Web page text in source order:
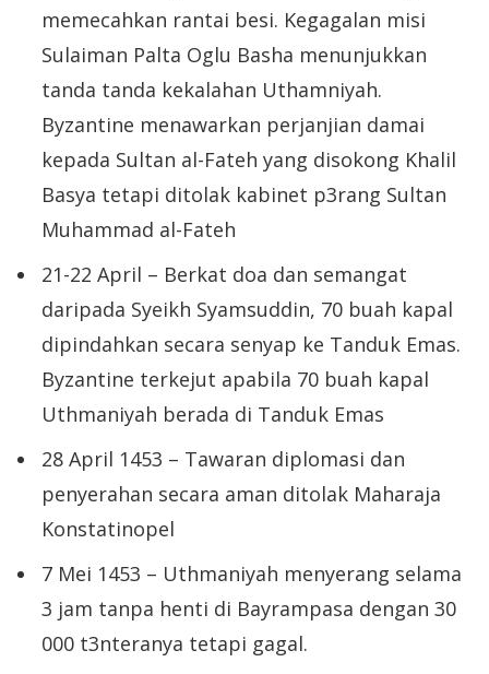
memecahkan rantai besi. Kegagalan misi
Sulaiman Palta Oglu Basha menunjukkan
tanda tanda kekalahan Uthamniyah.
Byzantine menawarkan perjanjian damai
kepada Sultan al-Fateh yang disokong Khalil
Basya tetapi ditolak kabinet p3rang Sultan
Muhammad al-Fateh
21-22 April – Berkat doa dan semangat
daripada Syeikh Syamsuddin, 70 buah kapal
dipindahkan secara senyap ke Tanduk Emas.
Byzantine terkejut apabila 70 buah kapal
Uthmaniyah berada di Tanduk Emas
28 April 1453 – Tawaran diplomasi dan
penyerahan secara aman ditolak Maharaja
Konstatinopel
7 Mei 1453 – Uthmaniyah menyerang selama
3 jam tanpa henti di Bayrampasa dengan 30
000 t3nteranya tetapi gagal.